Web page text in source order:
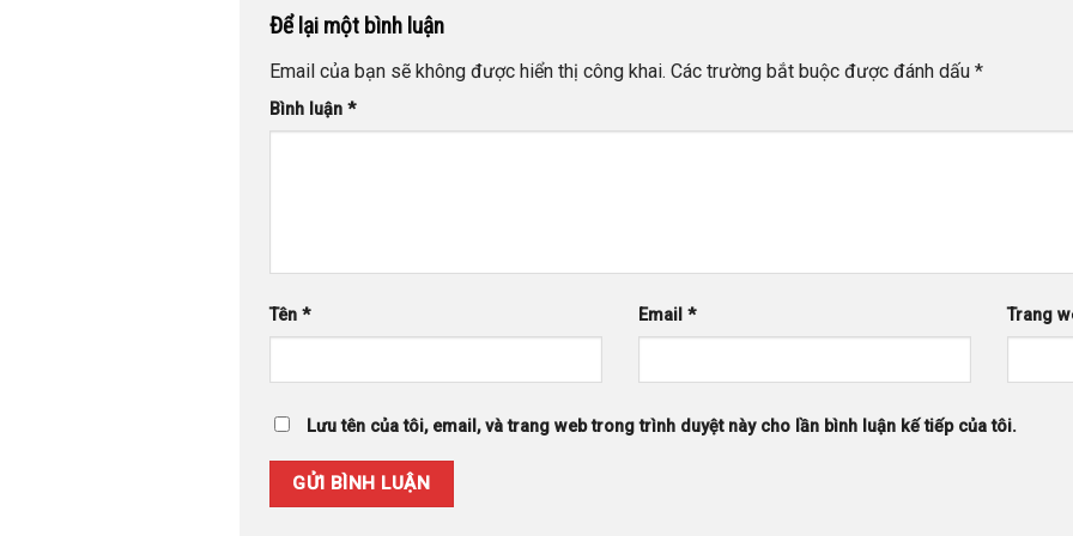
Để lại một bình luận
Email của bạn sẽ không được hiển thị công khai. Các trường bắt buộc được đánh dấu *
Bình luận *
Tên * Email * Trang
Lưu tên của tôi, email, và trang web trong trình duyệt này cho lần bình luận kế tiếp của tôi.